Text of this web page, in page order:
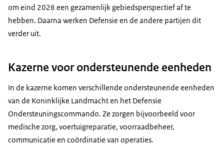
Lees hier het terugblikdocument
om eind 2026 een gezamenlijk gebiedsperspectief af te
hebben. Daarna werken Defensie en de andere partijen dit
verder uit.
Kazerne voor ondersteunende eenheden
In de kazerne komen verschillende ondersteunende eenheden
van de Koninklijke Landmacht en het Defensie
Ondersteuningscommando. Ze zorgen bijvoorbeeld voor
medische zorg, voertuigreparatie, voorraadbeheer,
communicatie en coördinatie van operaties.